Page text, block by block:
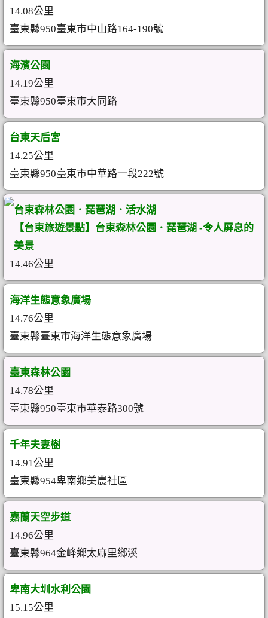
14.08公里
臺東縣950臺東市中山路164-190號
海濱公園
14.19公里
臺東縣950臺東市大同路
台東天后宮
14.25公里
臺東縣950臺東市中華路一段222號
台東森林公園．琵琶湖．活水湖
【台東旅遊景點】台東森林公園．琵琶湖 -令人屏息的
美景
14.46公里
海洋生態意象廣場
14.76公里
臺東縣臺東市海洋生態意象廣場
臺東森林公園
14.78公里
臺東縣950臺東市華泰路300號
千年夫妻樹
14.91公里
臺東縣954卑南鄉美農社區
嘉蘭天空步道
14.96公里
臺東縣964金峰鄉太麻里鄉溪
卑南大圳水利公園
15.15公里